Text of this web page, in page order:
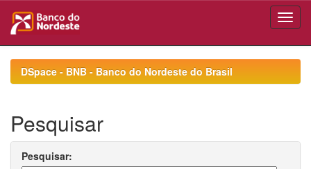
navigationDSpace - BNB - Banco do Nordeste do Brasil
Pesquisar
Pesquisar: